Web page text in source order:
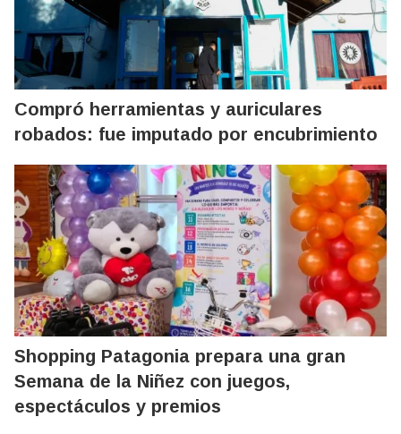
Compró herramientas y auriculares
robados: fue imputado por encubrimiento
Shopping Patagonia prepara una gran
Semana de la Niñez con juegos,
espectáculos y premios